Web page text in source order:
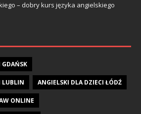
– dobry kurs języka angielskiego
GDAŃSK
LUBLIN ANGIELSKI DLA DZIECI ŁÓDŹ
ONLINE